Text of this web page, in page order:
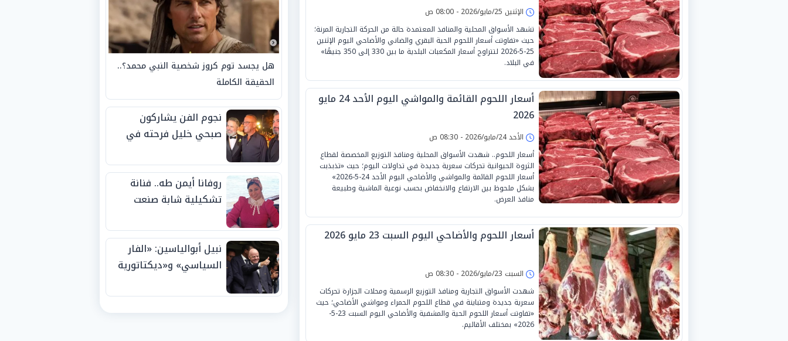
الإثنين 25/مايو/2026 - 08:00 ص
تشهد الأسواق المحلية والمنافذ المعتمدة حالة من الحركة التجارية المرنة؛
حيث «تفاوتت أسعار اللحوم الحية البقري والضاني والأضاحي اليوم الإثنين
25-5-2026 لتتراوح أسعار المكعبات البلدية ما بين 330 إلى 350 جنيهًا»
في البلاد.
أسعار اللحوم القائمة والمواشي اليوم الأحد 24 مايو
2026
الأحد 24/مايو/2026 - 08:30 ص
أسعار اللحوم.. شهدت الأسواق المحلية ومنافذ التوزيع المخصصة لقطاع
الثروة الحيوانية تحركات سعرية جديدة في تداولات اليوم؛ حيث «تذبذبت
أسعار اللحوم القائمة والمواشي والأضاحي اليوم الأحد 24-5-2026»
بشكل ملحوظ بين الارتفاع والانخفاض بحسب نوعية الماشية وطبيعة
منافذ العرض.
أسعار اللحوم والأضاحي اليوم السبت 23 مايو 2026
السبت 23/مايو/2026 - 08:30 ص
شهدت الأسواق التجارية ومنافذ التوزيع الرسمية ومحلات الجزارة تحركات
سعرية جديدة ومتباينة في قطاع اللحوم الحمراء ومواشي الأضاحي؛ حيث
«تفاوتت أسعار اللحوم الحية والمشفية والأضاحي اليوم السبت 23-5-
2026» بمختلف الأقاليم.
هل يجسد توم كروز شخصية النبي محمد؟..
الحقيقة الكاملة
نجوم الفن يشاركون
صبحي خليل فرحته في
روفانا أيمن طه.. فنانة
تشكيلية شابة صنعت
الجوائز منذ الصغر
نبيل أبوالياسين: «الفار
السياسي» و«ديكتاتورية
الفيفا».. وإقالة